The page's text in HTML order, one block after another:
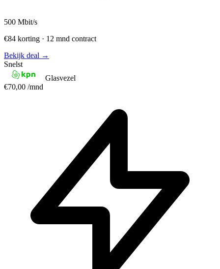
500 Mbit/s
€84 korting · 12 mnd contract
Bekijk deal →
Snelst
Glasvezel
€70,00 /mnd